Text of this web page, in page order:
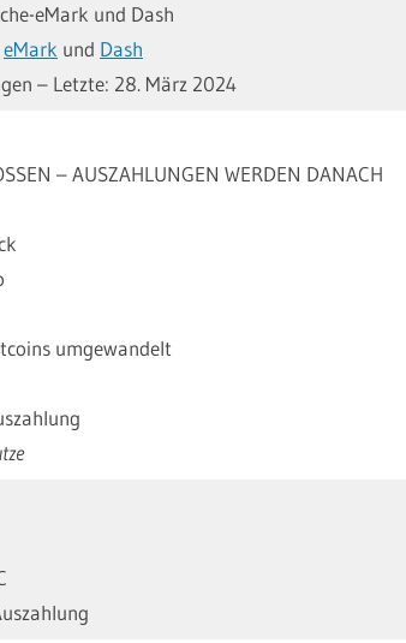
eMark und Dash
eMark und Dash
– Letzte: 28. März 2024
– AUSZAHLUNGEN WERDEN DANACH
umgewandelt